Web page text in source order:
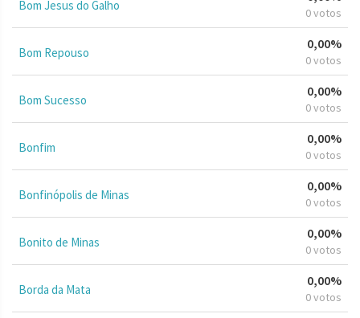
Bom Jesus do Galho 0 votos
Bom Repouso
0,00%
0 votos
Bom Sucesso
0,00%
0 votos
Bonfim
0,00%
0 votos
Bonfinópolis de Minas
0,00%
0 votos
Bonito de Minas
0,00%
0 votos
Borda da Mata
0,00%
0 votos